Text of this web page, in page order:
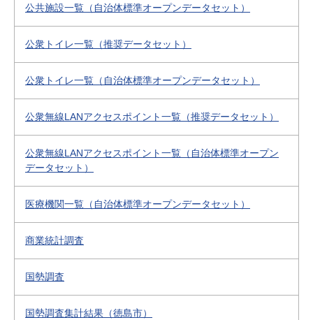
公共施設一覧（自治体標準オープンデータセット）
公衆トイレ一覧（推奨データセット）
公衆トイレ一覧（自治体標準オープンデータセット）
公衆無線LANアクセスポイント一覧（推奨データセット）
公衆無線LANアクセスポイント一覧（自治体標準オープン
データセット）
医療機関一覧（自治体標準オープンデータセット）
商業統計調査
国勢調査
国勢調査集計結果（徳島市）